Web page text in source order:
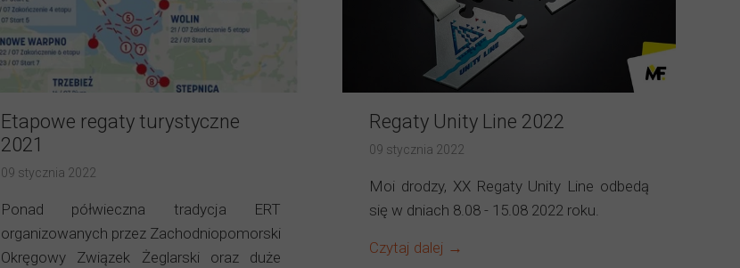
Etapowe regaty turystyczne
2021
09 stycznia 2022
Ponad półwieczna tradycja ERT
organizowanych przez Zachodniopomorski
Okręgowy Związek Żeglarski oraz duże
Regaty Unity Line 2022
09 stycznia 2022
Moi drodzy, XX Regaty Unity Line odbedą
się w dniach 8.08 - 15.08 2022 roku.
Czytaj dalej →